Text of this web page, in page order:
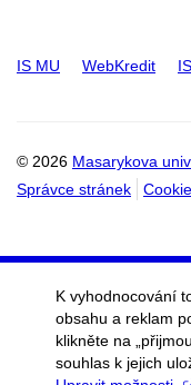
IS MU WebKredit
© 2026 Masarykova
Správce stránek
K vyhodnocování
obsahu a reklam
klikněte na
souhlas k jejich